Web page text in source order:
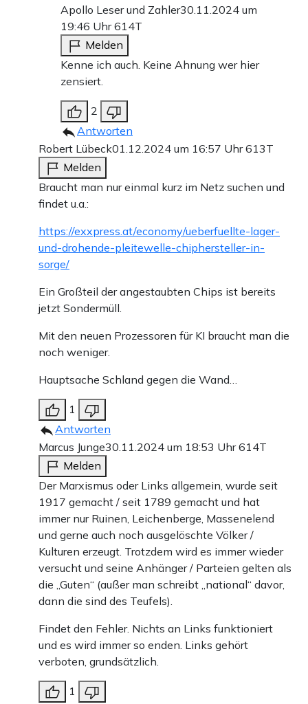
Apollo Leser und Zahler30.11.2024 um
19:46 Uhr614T
Melden
Kenne ich auch. Keine Ahnung wer hier
zensiert.
2
Antworten
Robert Lübeck01.12.2024 um 16:57 Uhr613T
Melden
Braucht man nur einmal kurz im Netz suchen und
findet u.a.:
https://exxpress.at/economy/ueberfuellte-lager-
und-drohende-pleitewelle-chiphersteller-in-
sorge/
Ein Großteil der angestaubten Chips ist bereits
jetzt Sondermüll.
Mit den neuen Prozessoren für KI braucht man die
noch weniger.
Hauptsache Schland gegen die Wand…
1
Antworten
Marcus Junge30.11.2024 um 18:53 Uhr614T
Melden
Der Marxismus oder Links allgemein, wurde seit
1917 gemacht / seit 1789 gemacht und hat
immer nur Ruinen, Leichenberge, Massenelend
und gerne auch noch ausgelöschte Völker /
Kulturen erzeugt. Trotzdem wird es immer wieder
versucht und seine Anhänger / Parteien gelten als
die „Guten“ (außer man schreibt „national“ davor,
dann die sind des Teufels).
Findet den Fehler. Nichts an Links funktioniert
und es wird immer so enden. Links gehört
verboten, grundsätzlich.
1